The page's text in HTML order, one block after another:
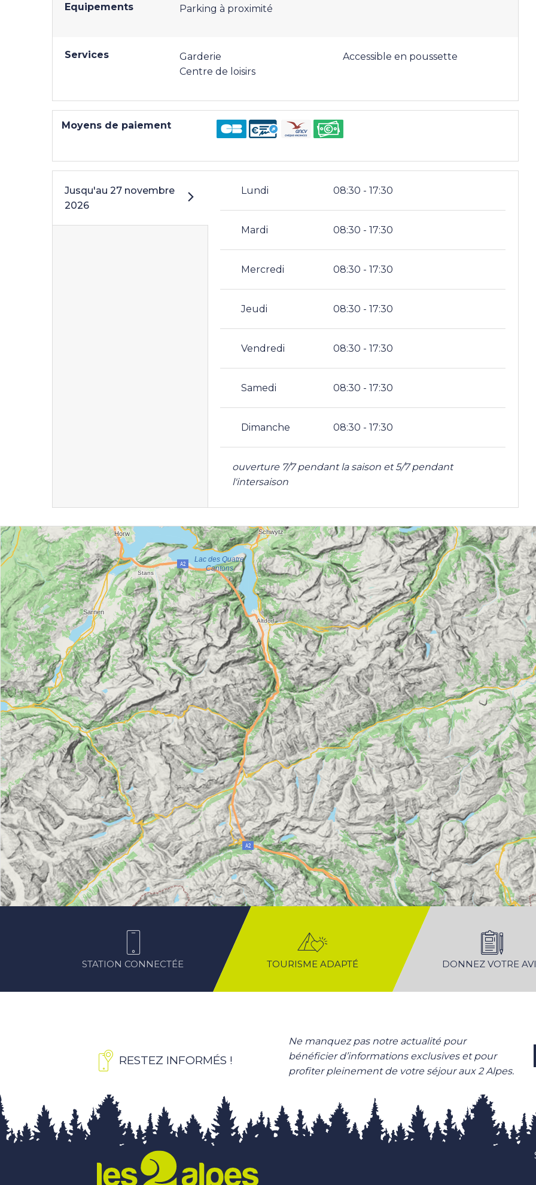
Equipements Parking à proximité
Services
Garderie
Centre de loisirs
Accessible en poussette
Moyens de paiement
Jusqu'au 27 novembre
2026
Lundi 08:30 - 17:30
Mardi 08:30 - 17:30
Mercredi 08:30 - 17:30
Jeudi 08:30 - 17:30
Vendredi 08:30 - 17:30
Samedi 08:30 - 17:30
Dimanche 08:30 - 17:30
ouverture 7/7 pendant la saison et 5/7 pendant
l'intersaison
STATION CONNECTÉE TOURISME ADAPTÉ DONNEZ VOTRE
RESTEZ INFORMÉS !
Ne manquez pas notre actualité pour
bénéficier d’informations exclusives et pour
profiter pleinement de votre séjour aux 2 Alpes.